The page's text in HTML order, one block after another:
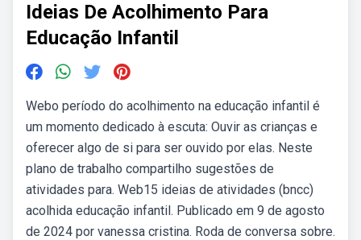
Ideias De Acolhimento Para
Educação Infantil
Webo período do acolhimento na educação infantil é
um momento dedicado à escuta: Ouvir as crianças e
oferecer algo de si para ser ouvido por elas. Neste
plano de trabalho compartilho sugestões de
atividades para. Web15 ideias de atividades (bncc)
acolhida educação infantil. Publicado em 9 de agosto
de 2024 por vanessa cristina. Roda de conversa sobre.